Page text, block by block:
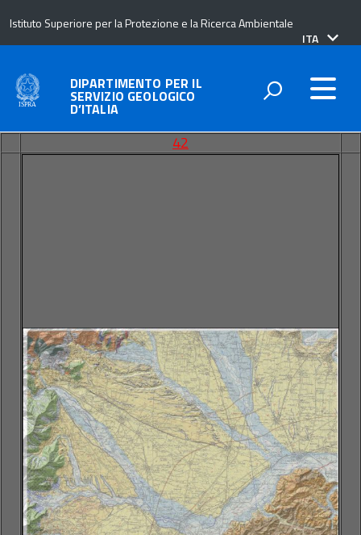
Istituto Superiore per la Protezione e la Ricerca Ambientale
lingua
ITA
DIPARTIMENTO PER IL
SERVIZIO GEOLOGICO
D’ITALIA
42